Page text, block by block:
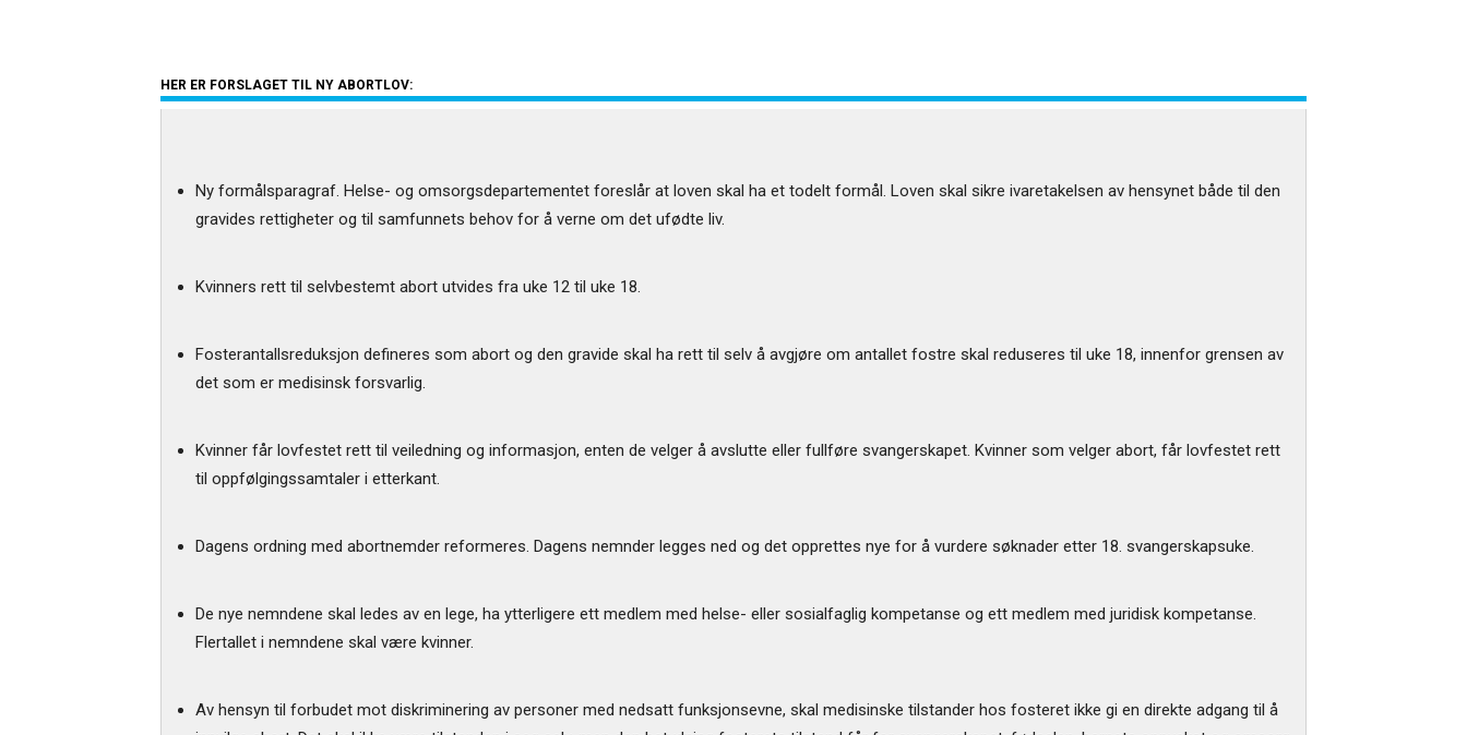
HER ER FORSLAGET TIL NY ABORTLOV:
Ny formålsparagraf. Helse- og omsorgsdepartementet foreslår at loven skal ha et todelt formål. Loven skal sikre ivaretakelsen av hensynet både til den
gravides rettigheter og til samfunnets behov for å verne om det ufødte liv.
Kvinners rett til selvbestemt abort utvides fra uke 12 til uke 18.
Fosterantallsreduksjon defineres som abort og den gravide skal ha rett til selv å avgjøre om antallet fostre skal reduseres til uke 18, innenfor grensen av
det som er medisinsk forsvarlig.
Kvinner får lovfestet rett til veiledning og informasjon, enten de velger å avslutte eller fullføre svangerskapet. Kvinner som velger abort, får lovfestet rett
til oppfølgingssamtaler i etterkant.
Dagens ordning med abortnemder reformeres. Dagens nemnder legges ned og det opprettes nye for å vurdere søknader etter 18. svangerskapsuke.
De nye nemndene skal ledes av en lege, ha ytterligere ett medlem med helse- eller sosialfaglig kompetanse og ett medlem med juridisk kompetanse.
Flertallet i nemndene skal være kvinner.
Av hensyn til forbudet mot diskriminering av personer med nedsatt funksjonsevne, skal medisinske tilstander hos fosteret ikke gi en direkte adgang til å